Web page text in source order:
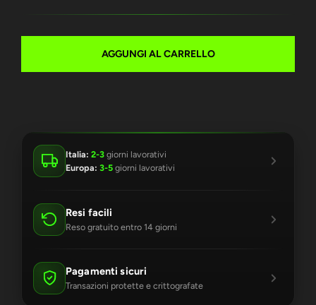
AGGUNGI AL CARRELLO
Italia: 2-3 giorni lavorativi
Europa: 3-5 giorni lavorativi
Resi facili
Reso gratuito entro 14 giorni
Pagamenti sicuri
Transazioni protette e crittografate